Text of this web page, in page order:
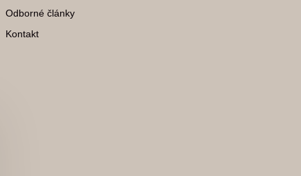
Odborné články
Kontakt